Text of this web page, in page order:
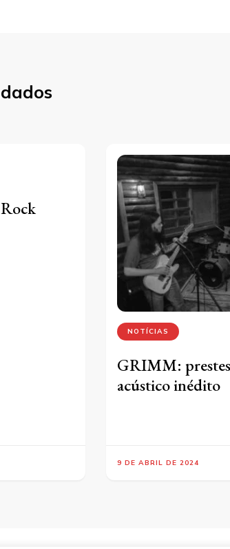
NOTÍCIAS
GRIMM:
acústico inédito
9 DE ABRIL DE 2024